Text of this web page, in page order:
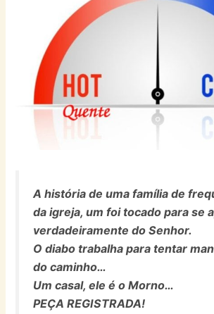
A história de uma família de
da igreja, um foi tocado para se
verdadeiramente do Senhor.
O diabo trabalha para tentar
do caminho…
Um casal, ele é o Morno…
PEÇA REGISTRADA!